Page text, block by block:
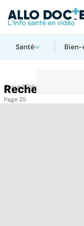
Santé
AccueilThématiques
Recherche
Page 25